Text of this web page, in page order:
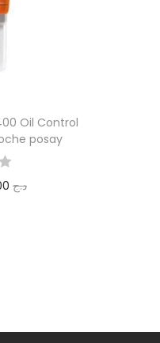
Oil Control
posay
د.ج